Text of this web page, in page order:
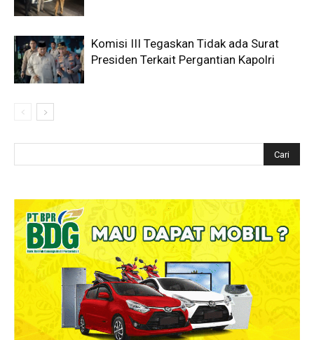
Komisi III Tegaskan Tidak ada Surat
Presiden Terkait Pergantian Kapolri